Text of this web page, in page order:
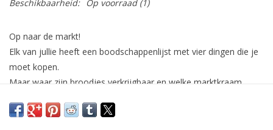
Beschikbaarheid: Op voorraad(1)
Op naar de markt!
Elk van jullie heeft een boodschappenlijst met vier dingen die je
moet kopen.
Maar waar zijn broodjes verkrijgbaar en welke marktkraam
aardbeien? Wat kan men allemaal kopen met het grote